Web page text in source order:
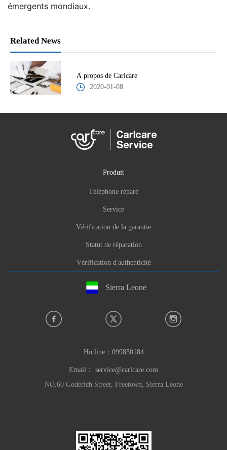
émergents mondiaux.
Related News
A propos de Carlcare
2020-01-08
Produit
Téléphone réparé
Service
Vérification de la garantie
Statut de réparation
Vérification d'authenticité
Sierra Leone
Hotline： 099850184
Email： service@carlcare.com
NO.60 Goderich Street, Freetown, Sierra Leone